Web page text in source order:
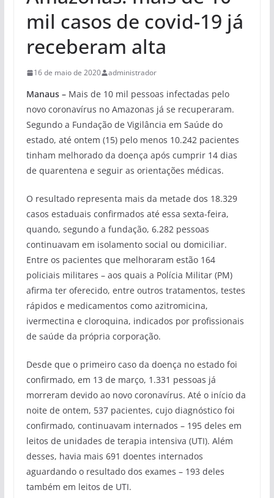
mil casos de covid-19 já
receberam alta
16 de maio de 2020 administrador
Manaus – Mais de 10 mil pessoas infectadas pelo
novo coronavírus no Amazonas já se recuperaram.
Segundo a Fundação de Vigilância em Saúde do
estado, até ontem (15) pelo menos 10.242 pacientes
tinham melhorado da doença após cumprir 14 dias
de quarentena e seguir as orientações médicas.
O resultado representa mais da metade dos 18.329
casos estaduais confirmados até essa sexta-feira,
quando, segundo a fundação, 6.282 pessoas
continuavam em isolamento social ou domiciliar.
Entre os pacientes que melhoraram estão 164
policiais militares – aos quais a Polícia Militar (PM)
afirma ter oferecido, entre outros tratamentos, testes
rápidos e medicamentos como azitromicina,
ivermectina e cloroquina, indicados por profissionais
de saúde da própria corporação.
Desde que o primeiro caso da doença no estado foi
confirmado, em 13 de março, 1.331 pessoas já
morreram devido ao novo coronavírus. Até o início da
noite de ontem, 537 pacientes, cujo diagnóstico foi
confirmado, continuavam internados – 195 deles em
leitos de unidades de terapia intensiva (UTI). Além
desses, havia mais 691 doentes internados
aguardando o resultado dos exames – 193 deles
também em leitos de UTI.